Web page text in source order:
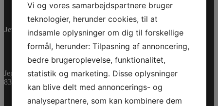
antal
Jet-Trade Powersport
Jegstrupvej 280
8361 Hasselager
Vi og vores samarbejdspartnere bruger
teknologier, herunder cookies, til at
indsamle oplysninger om dig til forskellige
formål, herunder: Tilpasning af annoncering,
bedre brugeroplevelse, funktionalitet,
statistik og marketing. Disse oplysninger
kan blive delt med annoncerings- og
analysepartnere, som kan kombinere dem